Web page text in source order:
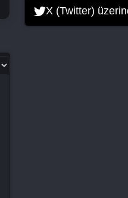
X (Twitter)